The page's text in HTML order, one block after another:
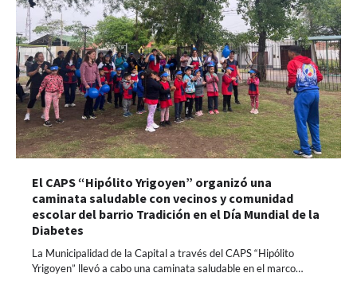
El CAPS “Hipólito Yrigoyen” organizó una
caminata saludable con vecinos y comunidad
escolar del barrio Tradición en el Día Mundial de la
Diabetes
La Municipalidad de la Capital a través del CAPS “Hipólito
Yrigoyen” llevó a cabo una caminata saludable en el marco…